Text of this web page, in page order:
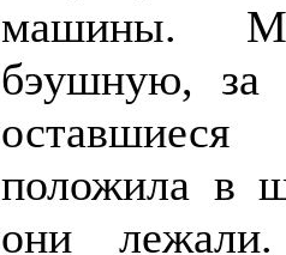
машины.
бэушную,
положила в
они